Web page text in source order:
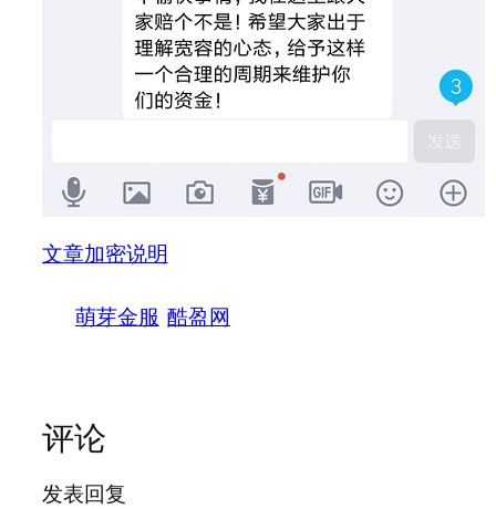
文章加密说明
萌芽金服 酷盈网
评论
发表回复